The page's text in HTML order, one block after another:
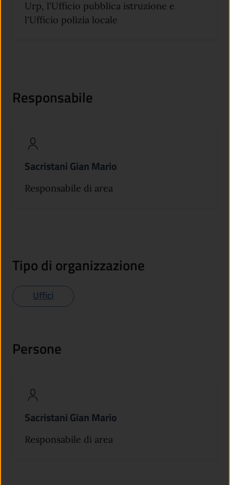
Urp, l'Ufficio pubblica istruzione e
l'Ufficio polizia locale
Responsabile
Sacristani Gian Mario
Responsabile di area
Tipo di organizzazione
Uffici
Persone
Sacristani Gian Mario
Responsabile di area